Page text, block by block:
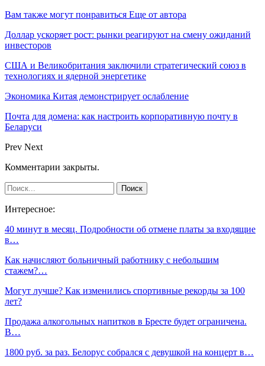
Вам также могут понравиться Еще от автора
Доллар ускоряет рост: рынки реагируют на смену ожиданий
инвесторов
США и Великобритания заключили стратегический союз в
технологиях и ядерной энергетике
Экономика Китая демонстрирует ослабление
Почта для домена: как настроить корпоративную почту в
Беларуси
Prev Next
Комментарии закрыты.
Интересное:
40 минут в месяц. Подробности об отмене платы за входящие
в…
Как начисляют больничный работнику с небольшим
стажем?…
Могут лучше? Как изменились спортивные рекорды за 100
лет?
Продажа алкогольных напитков в Бресте будет ограничена.
В…
1800 руб. за раз. Белорус собрался с девушкой на концерт в…